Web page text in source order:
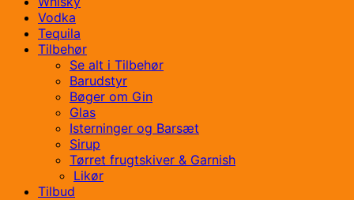
Vodka
Tequila
Tilbehør
Se alt i Tilbehør
Barudstyr
Bøger om Gin
Glas
Isterninger og Barsæt
Sirup
Tørret frugtskiver & Garnish
Likør
Tilbud